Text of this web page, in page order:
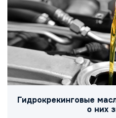
Гидрокрекинговые
о них